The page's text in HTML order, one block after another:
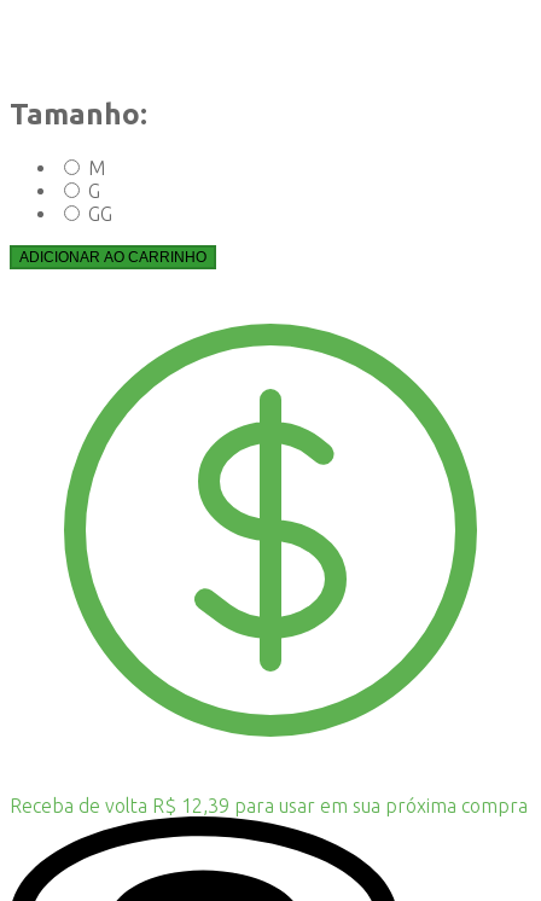
Tamanho:
M
G
GG
ADICIONAR AO CARRINHO
Receba de volta R$ 12,39 para usar em sua próxima compra